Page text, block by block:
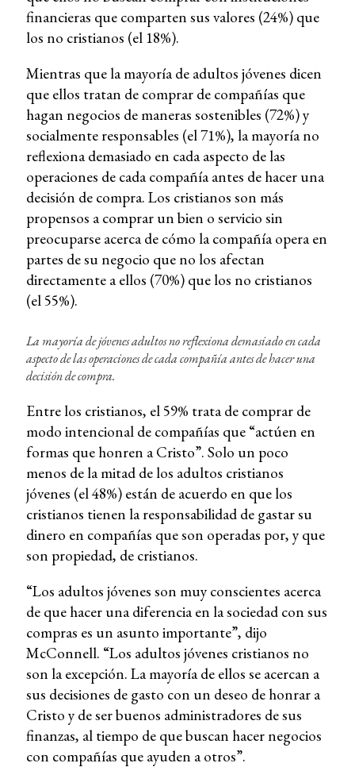
financieras que comparten sus valores (24%) que
los no cristianos (el 18%).
Mientras que la mayoría de adultos jóvenes dicen
que ellos tratan de comprar de compañías que
hagan negocios de maneras sostenibles (72%) y
socialmente responsables (el 71%), la mayoría no
reflexiona demasiado en cada aspecto de las
operaciones de cada compañía antes de hacer una
decisión de compra. Los cristianos son más
propensos a comprar un bien o servicio sin
preocuparse acerca de cómo la compañía opera en
partes de su negocio que no los afectan
directamente a ellos (70%) que los no cristianos
(el 55%).
La mayoría de jóvenes adultos no reflexiona demasiado en cada
aspecto de las operaciones de cada compañía antes de hacer una
decisión de compra.
Entre los cristianos, el 59% trata de comprar de
modo intencional de compañías que “actúen en
formas que honren a Cristo”. Solo un poco
menos de la mitad de los adultos cristianos
jóvenes (el 48%) están de acuerdo en que los
cristianos tienen la responsabilidad de gastar su
dinero en compañías que son operadas por, y que
son propiedad, de cristianos.
“Los adultos jóvenes son muy conscientes acerca
de que hacer una diferencia en la sociedad con sus
compras es un asunto importante”, dijo
McConnell. “Los adultos jóvenes cristianos no
son la excepción. La mayoría de ellos se acercan a
sus decisiones de gasto con un deseo de honrar a
Cristo y de ser buenos administradores de sus
finanzas, al tiempo de que buscan hacer negocios
con compañías que ayuden a otros”.